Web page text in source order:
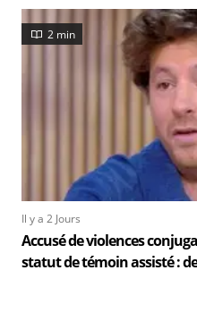
2 min
Il y a 2 Jours
Accusé de violences
statut de témoin assisté :